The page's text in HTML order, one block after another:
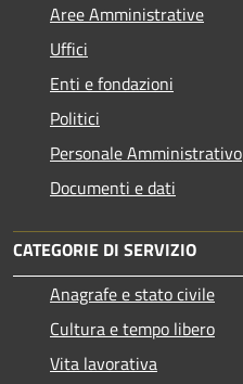
Aree Amministrative
Uffici
Enti e fondazioni
Politici
Personale Amministrativo
Documenti e dati
CATEGORIE DI SERVIZIO
Anagrafe e stato civile
Cultura e tempo libero
Vita lavorativa